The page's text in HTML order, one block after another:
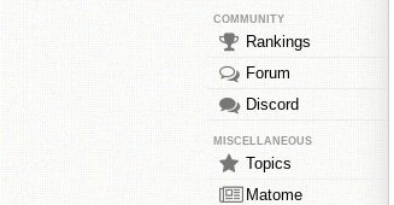
COMMUNITY
Rankings
Forum
Discord
MISCELLANEOUS
Topics
Matome